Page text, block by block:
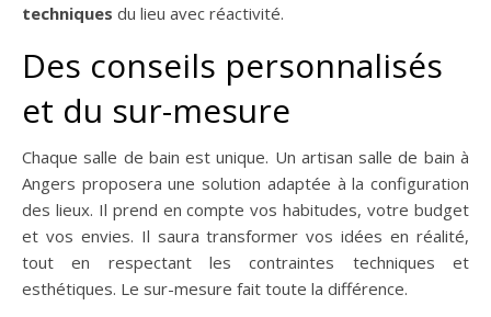
techniques du lieu avec réactivité.
Des conseils personnalisés
et du sur-mesure
Chaque salle de bain est unique. Un artisan salle de bain à
Angers proposera une solution adaptée à la configuration
des lieux. Il prend en compte vos habitudes, votre budget
et vos envies. Il saura transformer vos idées en réalité,
tout en respectant les contraintes techniques et
esthétiques. Le sur-mesure fait toute la différence.